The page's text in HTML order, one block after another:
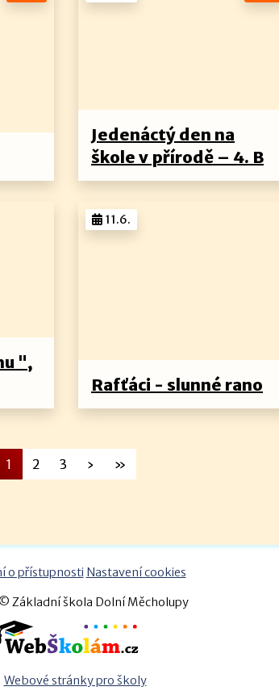
Jedenáctý den na
škole v přírodě – 4. B
",
Rafťáci - slunné rano
11.6.
1 2 3 › »
o přístupnosti Nastavení cookies
Základní škola Dolní Měcholupy
Webové stránky pro školy